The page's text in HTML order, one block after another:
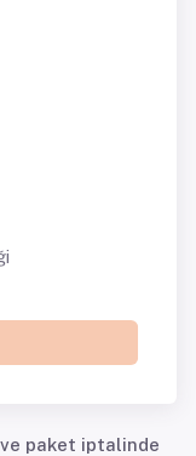
paket iptalinde